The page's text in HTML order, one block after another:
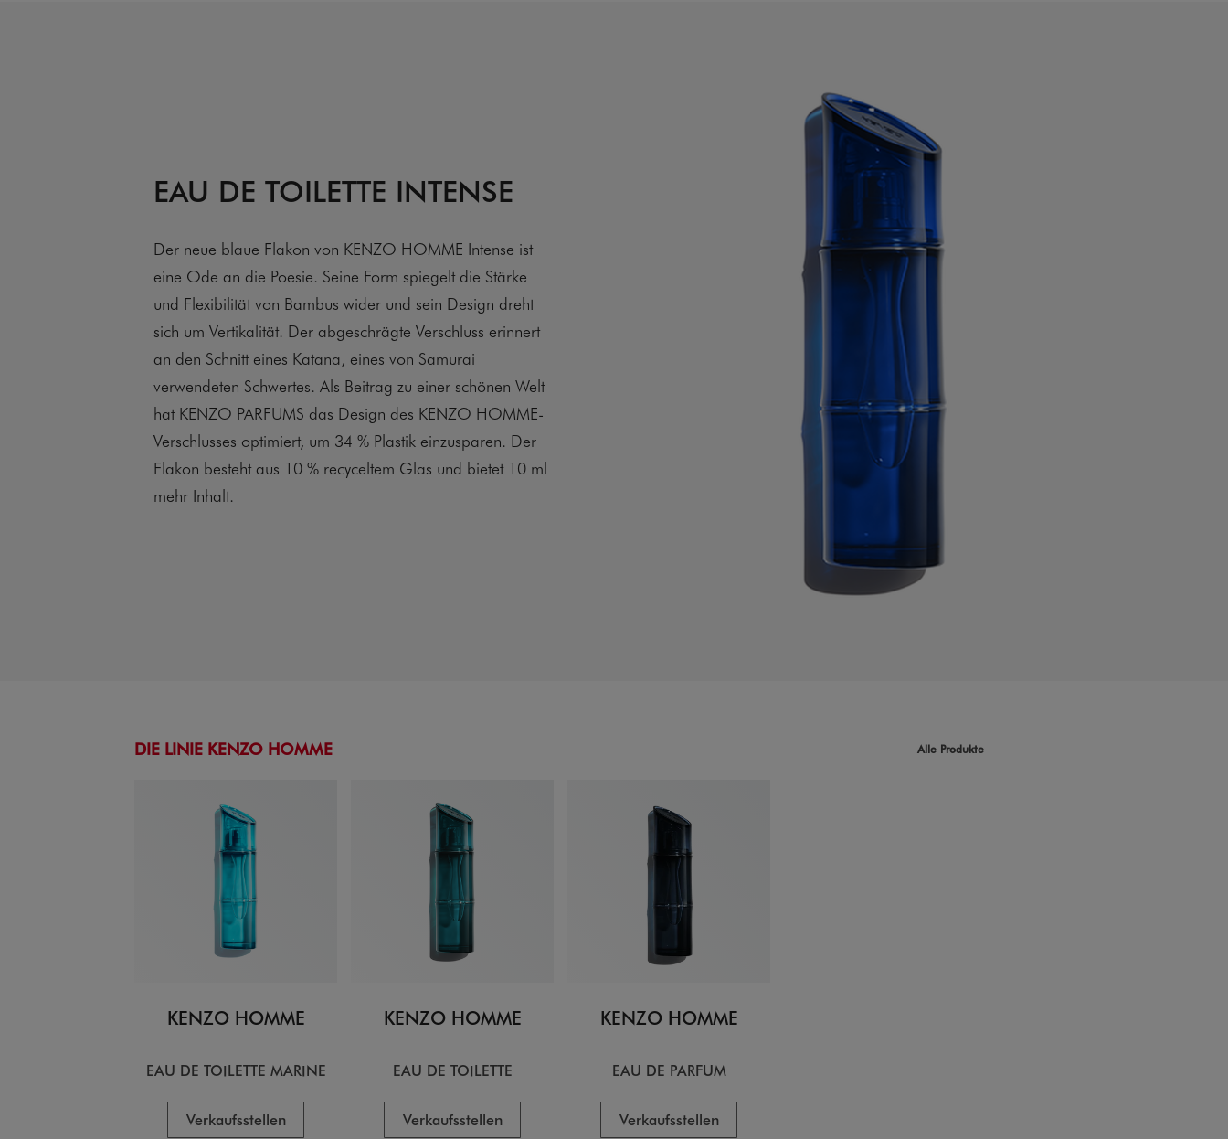
EAU DE TOILETTE INTENSE
Der neue blaue Flakon von KENZO HOMME Intense ist
eine Ode an die Poesie. Seine Form spiegelt die Stärke
und Flexibilität von Bambus wider und sein Design dreht
sich um Vertikalität. Der abgeschrägte Verschluss erinnert
an den Schnitt eines Katana, eines von Samurai
verwendeten Schwertes. Als Beitrag zu einer schönen Welt
hat KENZO PARFUMS das Design des KENZO HOMME-
Verschlusses optimiert, um 34 % Plastik einzusparen. Der
Flakon besteht aus 10 % recyceltem Glas und bietet 10 ml
mehr Inhalt.
DIE LINIE KENZO HOMME Alle Produkte
KENZO HOMME
EAU DE TOILETTE MARINE
Verkaufsstellen
KENZO HOMME
EAU DE TOILETTE
Verkaufsstellen
KENZO HOMME
EAU DE PARFUM
Verkaufsstellen